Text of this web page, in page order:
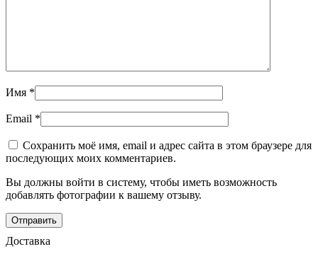
Имя *
Email *
Сохранить моё имя, email и адрес сайта в этом браузере для
последующих моих комментариев.
Вы должны войти в систему, чтобы иметь возможность
добавлять фотографии к вашему отзыву.
Доставка